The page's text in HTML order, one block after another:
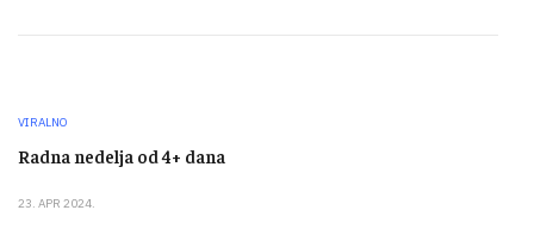
VIRALNO
Radna nedelja od 4+ dana
23. APR 2024.